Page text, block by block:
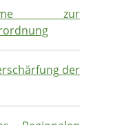
zur
der